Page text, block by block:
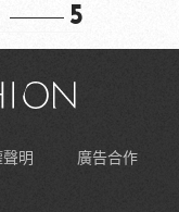
5
明
廣告合作